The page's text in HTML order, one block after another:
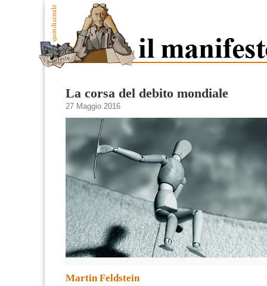
La corsa del debito mondiale
27 Maggio 2016
Martin Feldstein